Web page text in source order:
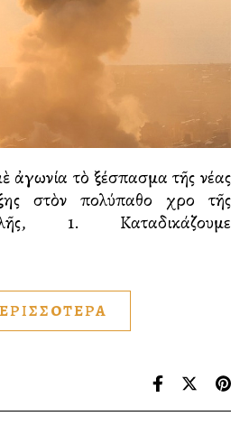
στὸν πολύπαθο χῶρο τῆς
1. Καταδικάζουμε